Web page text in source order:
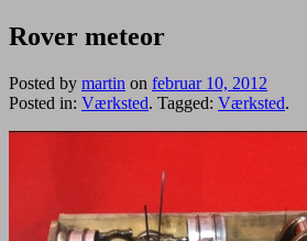
Rover meteor
Posted by martin on februar 10, 2012
Posted in: Værksted. Tagged: Værksted.